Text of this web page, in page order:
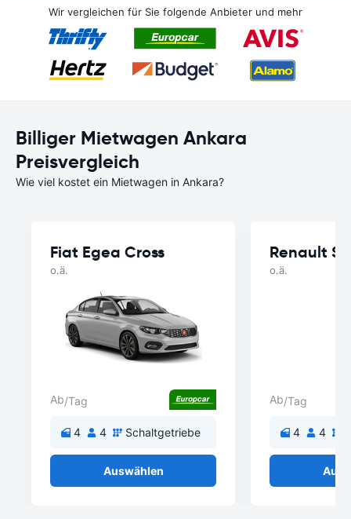
Wir vergleichen für Sie folgende Anbieter und mehr
Billiger Mietwagen Ankara
Preisvergleich
Wie viel kostet ein Mietwagen in Ankara?
Fiat Egea Cross
o.ä.
Ab/Tag
4 4 Schaltgetriebe
Auswählen
Renault
o.ä.
Ab/Tag
4 4